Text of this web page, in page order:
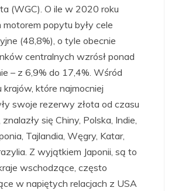
(WGC). O ile w 2020 roku
motorem popytu były cele
(48,8%), o tyle obecnie
centralnych wzrósł ponad
– z 6,9% do 17,4%. Wśród
krajów, które najmocniej
swoje rezerwy złota od czasu
się Chiny, Polska, Indie,
Tajlandia, Węgry, Katar,
Z wyjątkiem Japonii, są to
wschodzące, często
w napiętych relacjach z USA